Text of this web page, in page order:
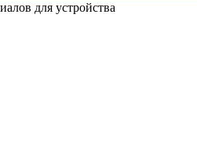
для устройства